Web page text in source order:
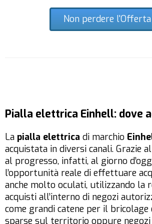
Non perdere
Pialla elettrica Einhell: dove
La pialla elettrica di marchio
acquistata in diversi canali. Grazie
al progresso, infatti, al giorno
l’opportunità reale di effettuare
anche molto oculati, utilizzando la
acquisti all’interno di negozi
come grandi catene per il bricolage
sparse sul territorio oppure negozi